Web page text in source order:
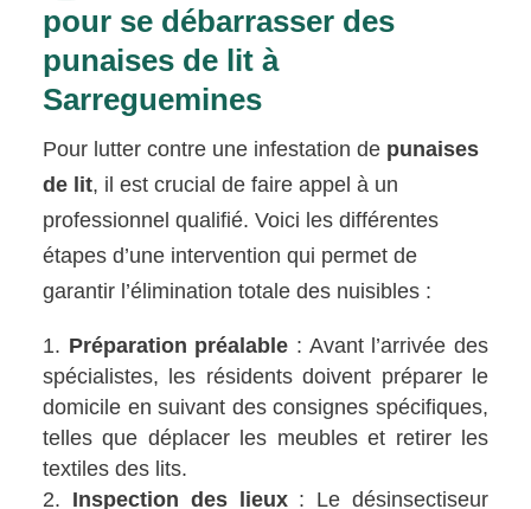
pour se débarrasser des
punaises de lit à
Sarreguemines
Pour lutter contre une infestation de punaises
de lit, il est crucial de faire appel à un
professionnel qualifié. Voici les différentes
étapes d’une intervention qui permet de
garantir l’élimination totale des nuisibles :
Préparation préalable : Avant l’arrivée des
spécialistes, les résidents doivent préparer le
domicile en suivant des consignes spécifiques,
telles que déplacer les meubles et retirer les
textiles des lits.
Inspection des lieux: Le désinsectiseur